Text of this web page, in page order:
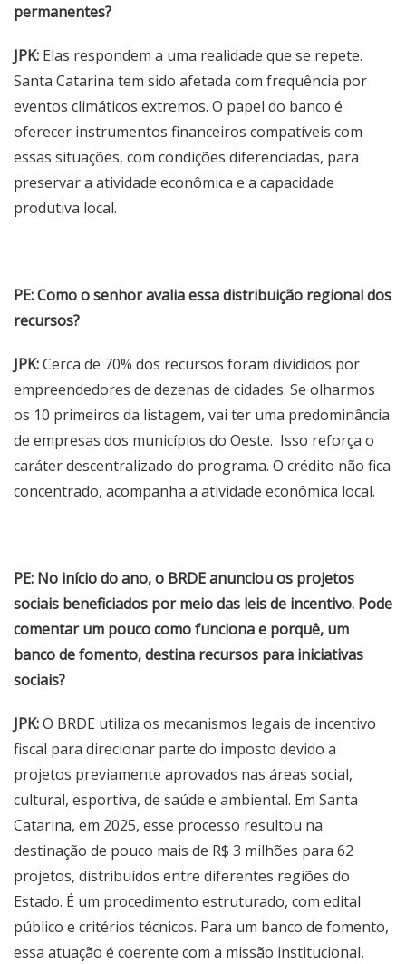
permanentes?
JPK: Elas respondem a uma realidade que se repete.
Santa Catarina tem sido afetada com frequência por
eventos climáticos extremos. O papel do banco é
oferecer instrumentos financeiros compatíveis com
essas situações, com condições diferenciadas, para
preservar a atividade econômica e a capacidade
produtiva local.
PE: Como o senhor avalia essa distribuição regional dos
recursos?
JPK:Cerca de 70% dos recursos foram divididos por
empreendedores de dezenas de cidades. Se olharmos
os 10 primeiros da listagem, vai ter uma predominância
de empresas dos municípios do Oeste. Isso reforça o
caráter descentralizado do programa. O crédito não fica
concentrado, acompanha a atividade econômica local.
PE: No início do ano, o BRDE anunciou os projetos
sociais beneficiados por meio das leis de incentivo. Pode
comentar um pouco como funciona e porquê, um
banco de fomento, destina recursos para iniciativas
sociais?
JPK:O BRDE utiliza os mecanismos legais de incentivo
fiscal para direcionar parte do imposto devido a
projetos previamente aprovados nas áreas social,
cultural, esportiva, de saúde e ambiental. Em Santa
Catarina, em 2025, esse processo resultou na
destinação de pouco mais de R$ 3 milhões para 62
projetos, distribuídos entre diferentes regiões do
Estado. É um procedimento estruturado, com edital
público e critérios técnicos. Para um banco de fomento,
essa atuação é coerente com a missão institucional,